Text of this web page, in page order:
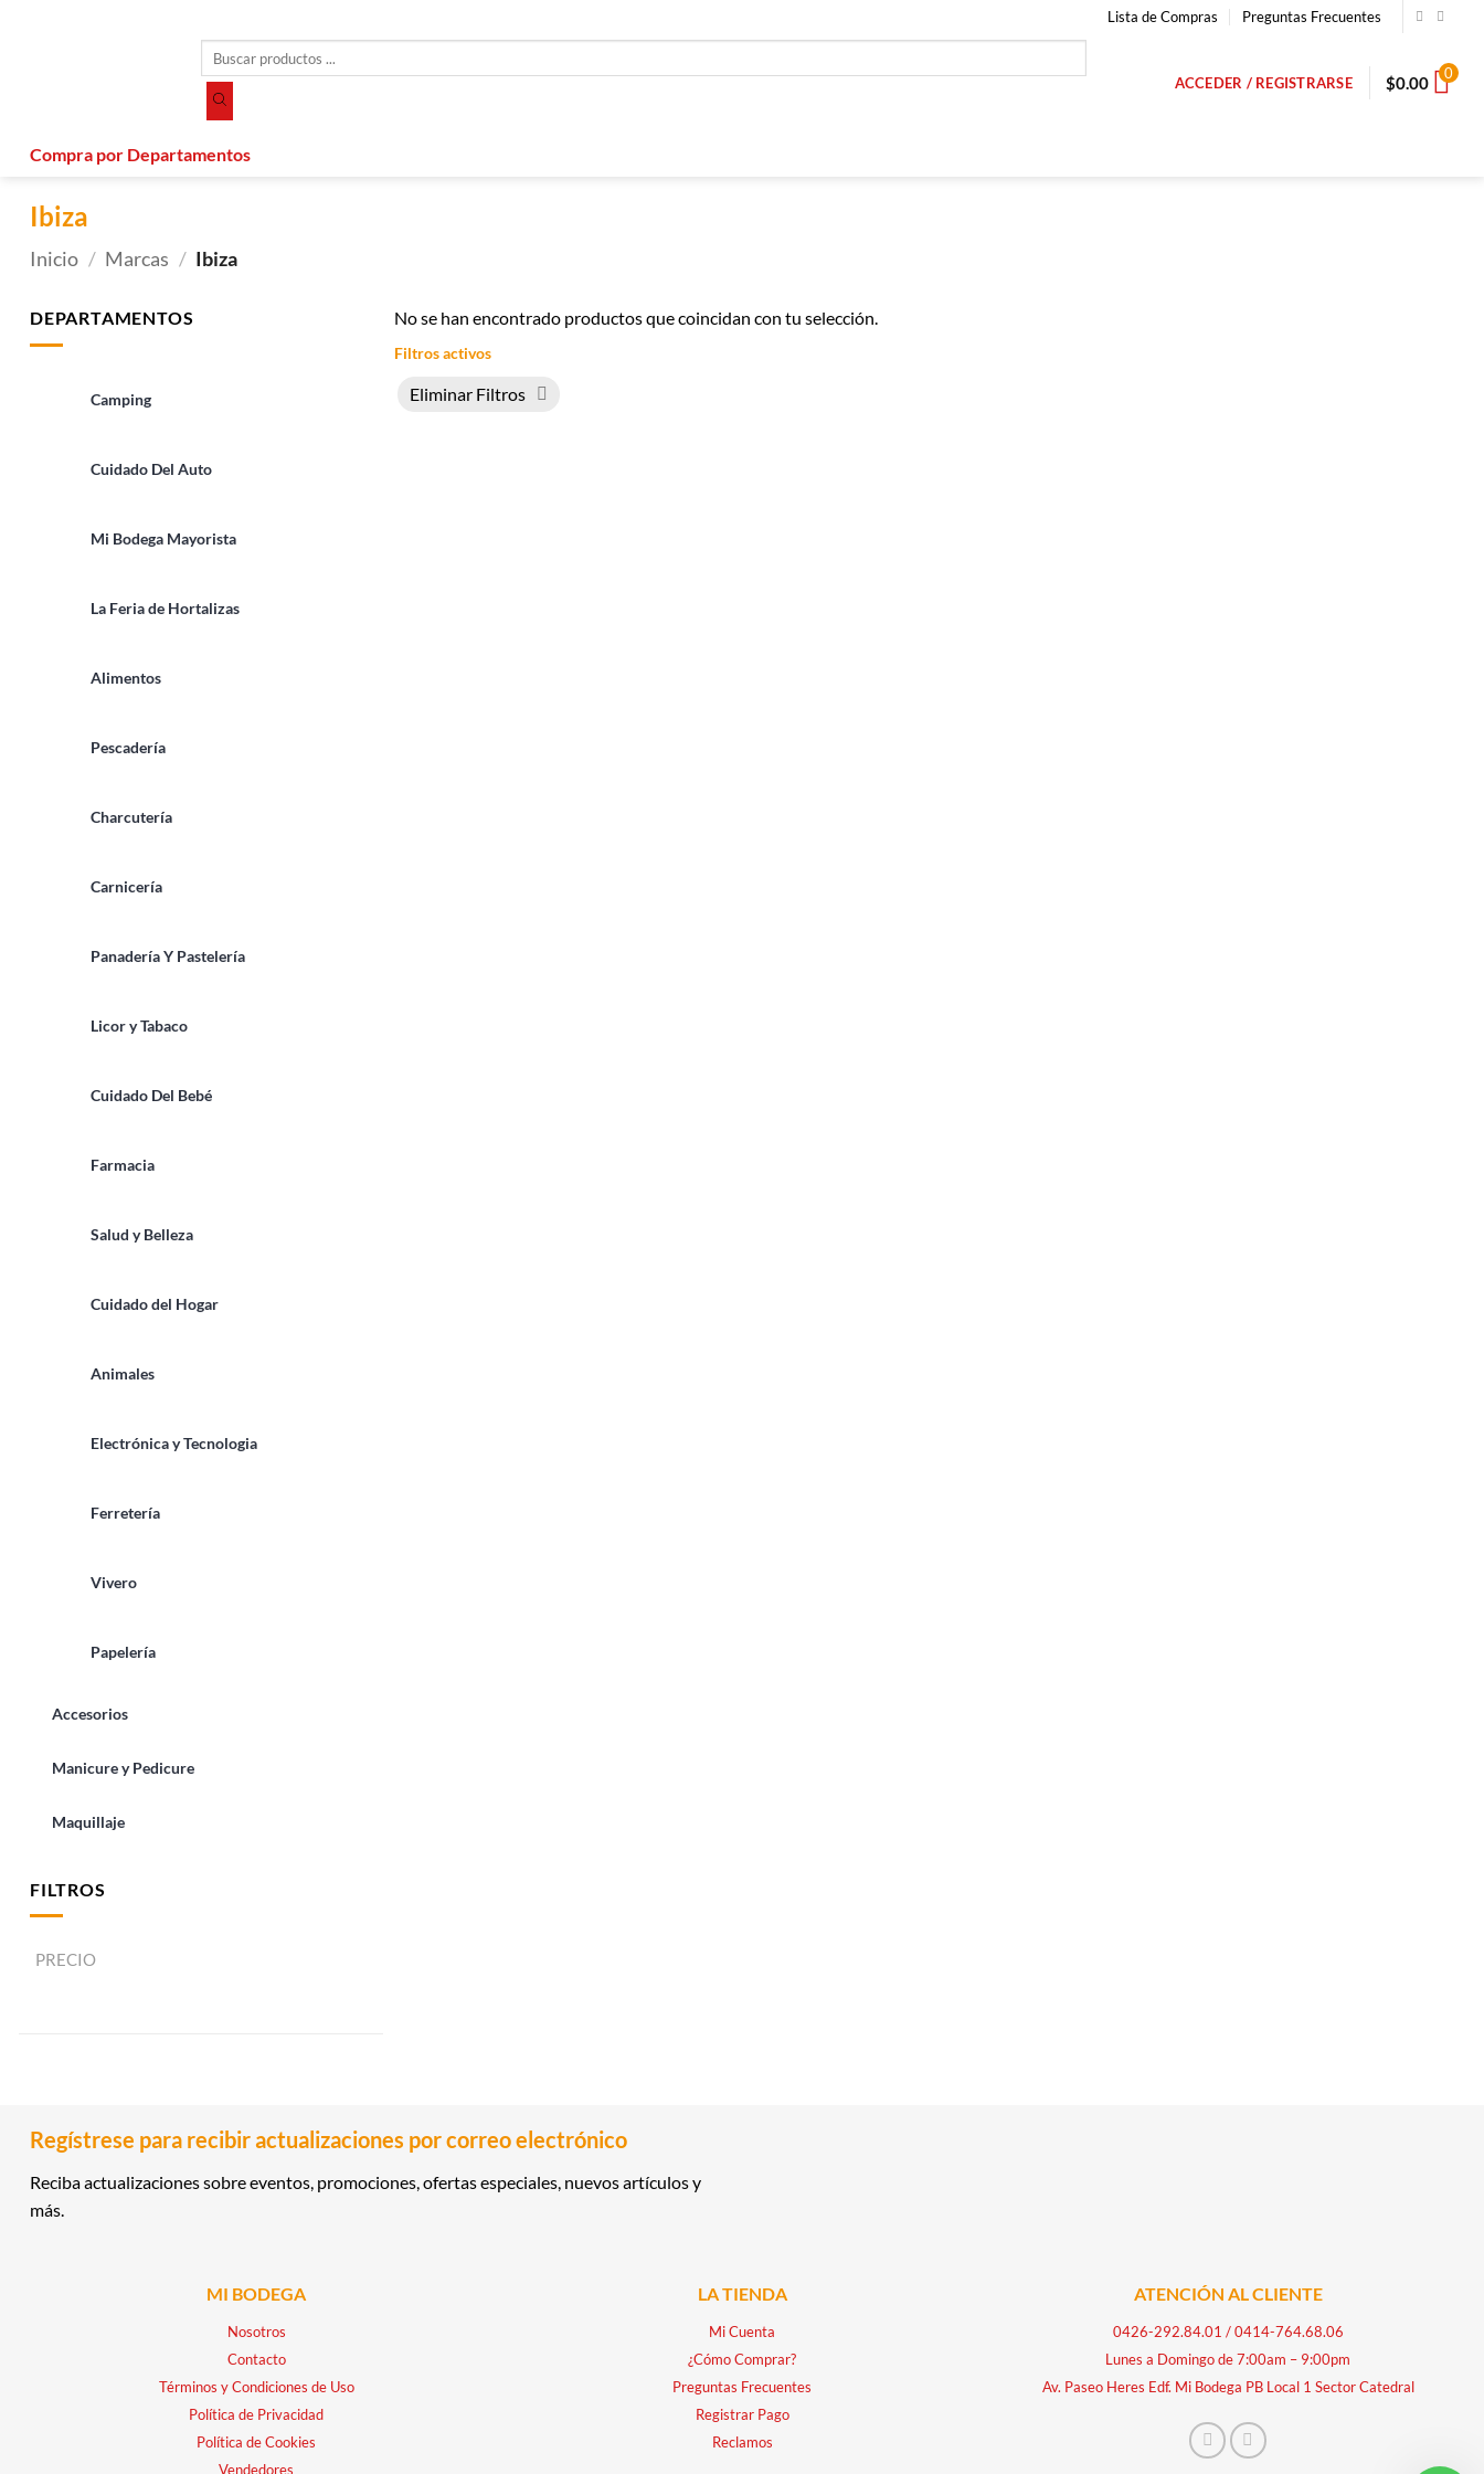
Lista de Compras Preguntas Frecuentes
productos
ACCEDER / REGISTRARSE $0.00 0
Compra por Departamentos
Ibiza
Inicio / Marcas / Ibiza
DEPARTAMENTOS
Camping
Cuidado Del Auto
Mi Bodega Mayorista
La Feria de Hortalizas
Alimentos
Pescadería
Charcutería
Carnicería
Panadería Y Pastelería
Licor y Tabaco
Cuidado Del Bebé
Farmacia
Salud y Belleza
Cuidado del Hogar
Animales
Electrónica y Tecnologia
Ferretería
Vivero
Papelería
Accesorios
Manicure y Pedicure
Maquillaje
FILTROS
PRECIO
No se han encontrado productos que coincidan con tu selección.
Filtros activos
Eliminar Filtros
Regístrese para recibir actualizaciones por correo electrónico
Reciba actualizaciones sobre eventos, promociones, ofertas especiales, nuevos artículos y
más.
MI BODEGA
Nosotros
Contacto
Términos y Condiciones de Uso
Política de Privacidad
Política de Cookies
Vendedores
LA TIENDA
Mi Cuenta
¿Cómo Comprar?
Preguntas Frecuentes
Registrar Pago
Reclamos
ATENCIÓN AL CLIENTE
0426-292.84.01 /0414-764.68.06
Lunes a Domingo de 7:00am – 9:00pm
Av. Paseo Heres Edf. Mi Bodega PB Local 1 Sector Catedral